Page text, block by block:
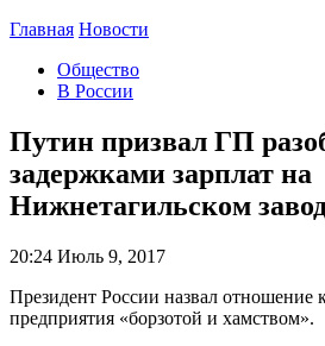
Главная Новости
Общество
В России
Путин призвал ГП
задержками зарплат на
Нижнетагильском
20:24 Июль 9, 2017
Президент России назвал отношение
предприятия «борзотой и хамством».